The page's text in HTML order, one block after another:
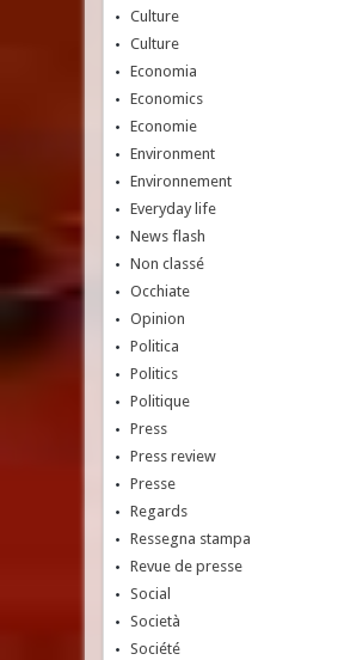
Culture
Culture
Economia
Economics
Economie
Environment
Environnement
Everyday life
News flash
Non classé
Occhiate
Opinion
Politica
Politics
Politique
Press
Press review
Presse
Regards
Ressegna stampa
Revue de presse
Social
Società
Société